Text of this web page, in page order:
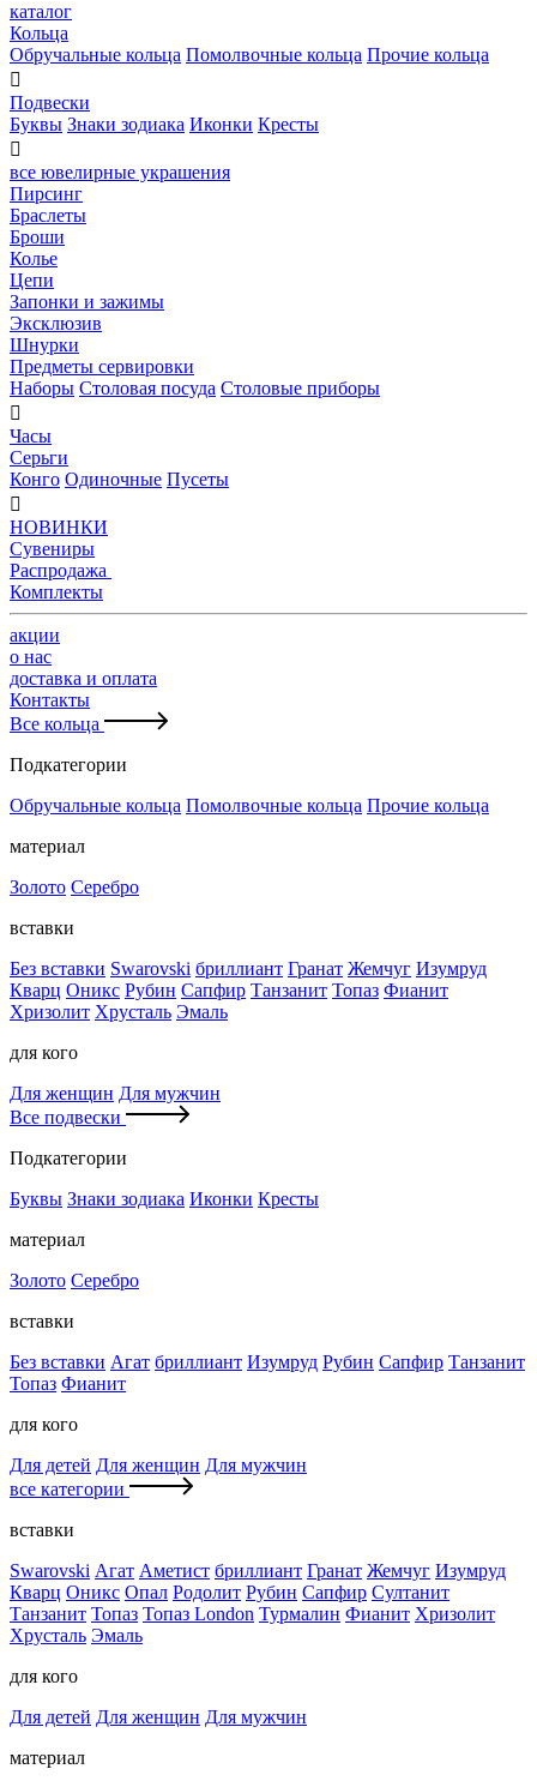
каталог
Кольца
Обручальные кольца Помолвочные кольца Прочие кольца

Подвески
Буквы Знаки зодиака Иконки Кресты

все ювелирные украшения
Пирсинг
Браслеты
Броши
Колье
Цепи
Запонки и зажимы
Эксклюзив
Шнурки
Предметы сервировки
Наборы Столовая посуда Столовые приборы

Часы
Серьги
Конго Одиночные Пусеты

НОВИНКИ
Сувениры
Распродажа
Комплекты
акции
о нас
доставка и оплата
Контакты
Все кольца
Подкатегории
Обручальные кольца Помолвочные кольца Прочие кольца
материал
Золото Серебро
вставки
Без вставки Swarovski бриллиант Гранат Жемчуг Изумруд
Кварц Оникс Рубин Сапфир Танзанит Топаз Фианит
Хризолит Хрусталь Эмаль
для кого
Для женщин Для мужчин
Все подвески
Подкатегории
Буквы Знаки зодиака Иконки Кресты
материал
Золото Серебро
вставки
Без вставки Агат бриллиант Изумруд Рубин Сапфир Танзанит
Топаз Фианит
для кого
Для детей Для женщин Для мужчин
все категории
вставки
Swarovski Агат Аметист бриллиант Гранат Жемчуг Изумруд
Кварц Оникс Опал Родолит Рубин Сапфир Султанит
Танзанит Топаз Топаз London Турмалин Фианит Хризолит
Хрусталь Эмаль
для кого
Для детей Для женщин Для мужчин
материал